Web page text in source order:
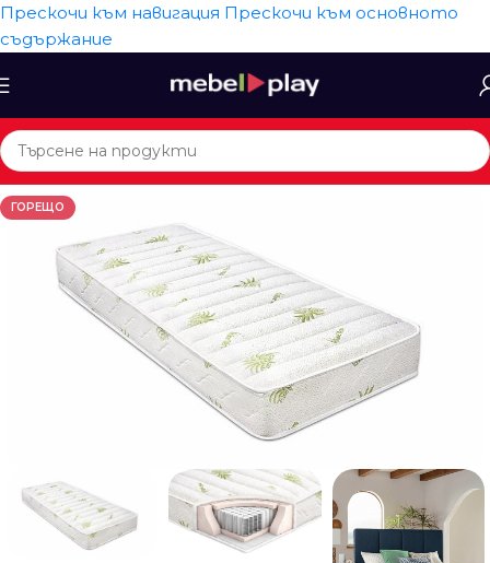
Прескочи към навигация Прескочи към основното
съдържание
ГОРЕЩО